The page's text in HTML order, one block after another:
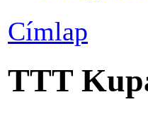
Címlap
TTT